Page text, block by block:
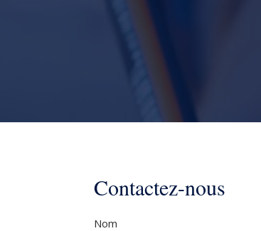
Contactez-nous
Nom